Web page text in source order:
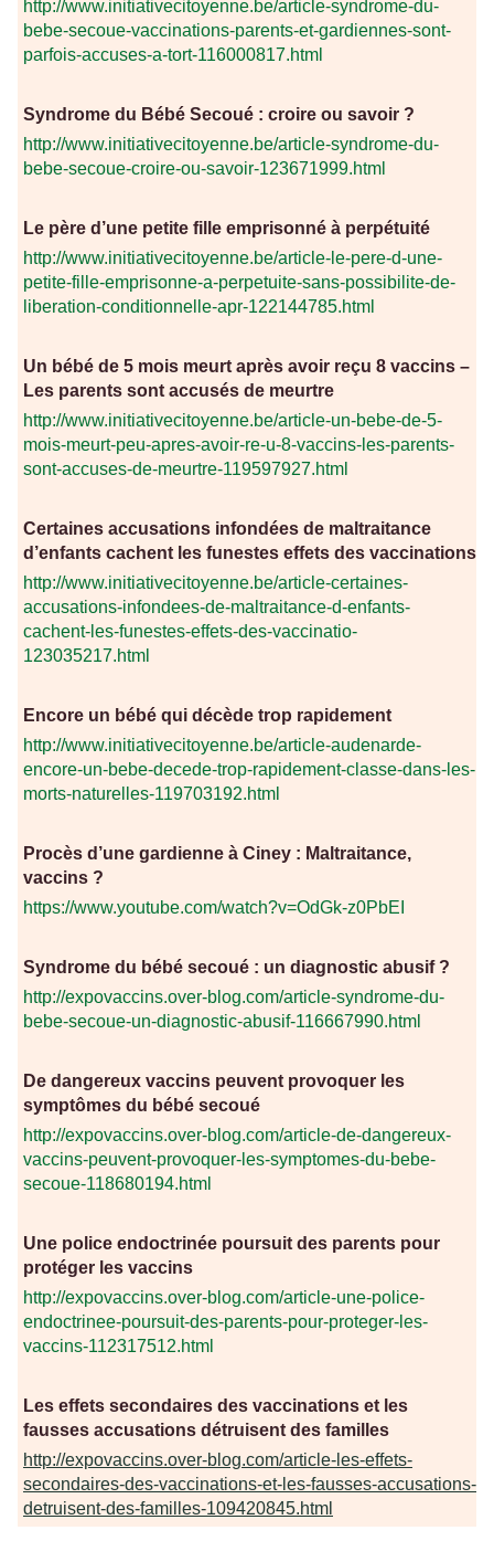
http://www.initiativecitoyenne.be/article-syndrome-du-
bebe-secoue-vaccinations-parents-et-gardiennes-sont-
parfois-accuses-a-tort-116000817.html
Syndrome du Bébé Secoué : croire ou savoir ?
http://www.initiativecitoyenne.be/article-syndrome-du-
bebe-secoue-croire-ou-savoir-123671999.html
Le père d’une petite fille emprisonné à perpétuité
http://www.initiativecitoyenne.be/article-le-pere-d-une-
petite-fille-emprisonne-a-perpetuite-sans-possibilite-de-
liberation-conditionnelle-apr-122144785.html
Un bébé de 5 mois meurt après avoir reçu 8 vaccins –
Les parents sont accusés de meurtre
http://www.initiativecitoyenne.be/article-un-bebe-de-5-
mois-meurt-peu-apres-avoir-re-u-8-vaccins-les-parents-
sont-accuses-de-meurtre-119597927.html
Certaines accusations infondées de maltraitance
d’enfants cachent les funestes effets des vaccinations
http://www.initiativecitoyenne.be/article-certaines-
accusations-infondees-de-maltraitance-d-enfants-
cachent-les-funestes-effets-des-vaccinatio-
123035217.html
Encore un bébé qui décède trop rapidement
http://www.initiativecitoyenne.be/article-audenarde-
encore-un-bebe-decede-trop-rapidement-classe-dans-les-
morts-naturelles-119703192.html
Procès d’une gardienne à Ciney : Maltraitance,
vaccins ?
https://www.youtube.com/watch?v=OdGk-z0PbEI
Syndrome du bébé secoué : un diagnostic abusif ?
http://expovaccins.over-blog.com/article-syndrome-du-
bebe-secoue-un-diagnostic-abusif-116667990.html
De dangereux vaccins peuvent provoquer les
symptômes du bébé secoué
http://expovaccins.over-blog.com/article-de-dangereux-
vaccins-peuvent-provoquer-les-symptomes-du-bebe-
secoue-118680194.html
Une police endoctrinée poursuit des parents pour
protéger les vaccins
http://expovaccins.over-blog.com/article-une-police-
endoctrinee-poursuit-des-parents-pour-proteger-les-
vaccins-112317512.html
Les effets secondaires des vaccinations et les
fausses accusations détruisent des familles
http://expovaccins.over-blog.com/article-les-effets-
secondaires-des-vaccinations-et-les-fausses-accusations-
detruisent-des-familles-109420845.html